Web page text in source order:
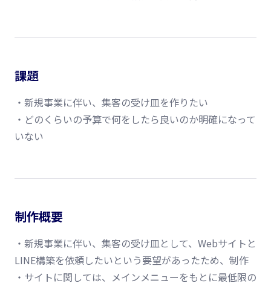
課題
・新規事業に伴い、集客の受け皿を作りたい
・どのくらいの予算で何をしたら良いのか明確になって
いない
制作概要
・新規事業に伴い、集客の受け皿として、Webサイトと
LINE構築を依頼したいという要望があったため、制作
・サイトに関しては、メインメニューをもとに最低限の